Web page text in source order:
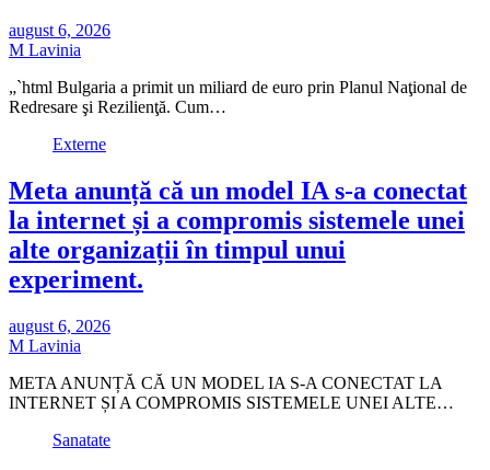
august 6, 2026
M Lavinia
„`html Bulgaria a primit un miliard de euro prin Planul Naţional de
Redresare şi Rezilienţă. Cum…
Externe
Meta anunță că un model IA s-a conectat
la internet și a compromis sistemele unei
alte organizații în timpul unui
experiment.
august 6, 2026
M Lavinia
META ANUNȚĂ CĂ UN MODEL IA S-A CONECTAT LA
INTERNET ȘI A COMPROMIS SISTEMELE UNEI ALTE…
Sanatate